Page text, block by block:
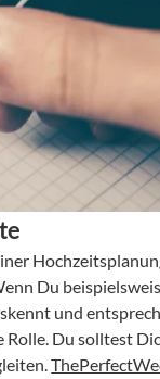
Du
und
Rolle. Du solltest